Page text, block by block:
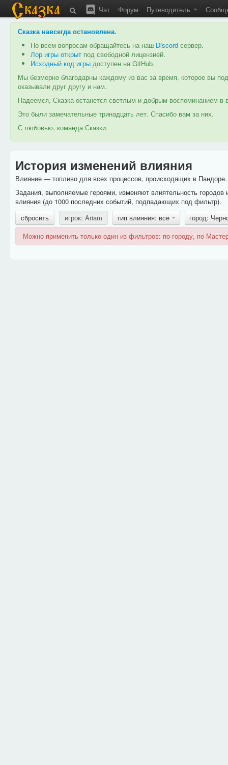
Чат Форум Путеводитель
Сказка навсегда остановлена.
По всем вопросам обращайтесь на наш Discord сервер.
Лор игры открыт под свободной лицензией.
Исходный код игры доступен на GitHub.
Мы безмерно благодарны каждому из вас за время, которое вы
оказывали друг другу и нам.
Надеемся, Сказка останется светлым и добрым воспоминанием
Это были замечательные тринадцать лет. Спасибо вам за них.
С любовью, команда Сказки.
История изменений влияния
Влияние — топливо для всех процессов, происходящих в
Задания, выполняемые героями, изменяют влиятельность
влияния (до 1000 последних событий, подпадающих под фильтр).
сбросить
игрок: Ariam тип влияния: всё
город:
Можно применить только один из фильтров: по городу, по